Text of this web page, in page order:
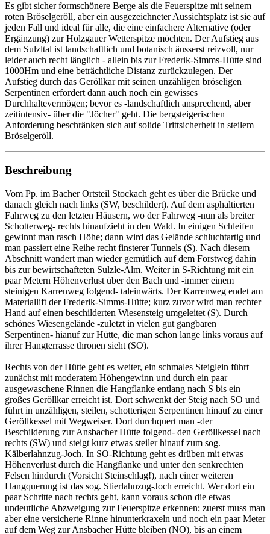
Es gibt sicher formschönere Berge als die Feuerspitze mit seinem
roten Bröselgeröll, aber ein ausgezeichneter Aussichtsplatz ist sie auf
jeden Fall und ideal für alle, die eine einfachere Alternative (oder
Ergänzung) zur Holzgauer Wetterspitze möchten. Der Aufstieg aus
dem Sulzltal ist landschaftlich und botanisch äusserst reizvoll, nur
leider auch recht länglich - allein bis zur Frederik-Simms-Hütte sind
1000Hm und eine beträchtliche Distanz zurückzulegen. Der
Aufstieg durch das Geröllkar mit seinen unzähligen bröseligen
Serpentinen erfordert dann auch noch ein gewisses
Durchhaltevermögen; bevor es -landschaftlich ansprechend, aber
zeitintensiv- über die "Jöcher" geht. Die bergsteigerischen
Anforderung beschränken sich auf solide Trittsicherheit in steilem
Bröselgeröll.
Beschreibung
Vom Pp. im Bacher Ortsteil Stockach geht es über die Brücke und
danach gleich nach links (SW, beschildert). Auf dem asphaltierten
Fahrweg zu den letzten Häusern, wo der Fahrweg -nun als breiter
Schotterweg- rechts hinaufzieht in den Wald. In einigen Schleifen
gewinnt man rasch Höhe; dann wird das Gelände schluchtartig und
man passiert eine Reihe recht finsterer Tunnels (S). Nach diesem
Abschnitt wandert man wieder gemütlich auf dem Forstweg dahin
bis zur bewirtschafteten Sulzle-Alm. Weiter in S-Richtung mit ein
paar Metern Höhenverlust über den Bach und -immer einem
steinigen Karrenweg folgend- taleinwärts. Der Karrenweg endet am
Materiallift der Frederik-Simms-Hütte; kurz zuvor wird man rechter
Hand auf einen beschilderten Wiesensteig umgeleitet (S). Durch
schönes Wiesengelände -zuletzt in vielen gut gangbaren
Serpentinen- hianuf zur Hütte, die man schon lange links voraus auf
ihrer Hangterrasse thronen sieht (SO).
Rechts von der Hütte geht es weiter, ein schmales Steiglein führt
zunächst mit moderatem Höhengewinn und durch ein paar
ausgewaschene Rinnen die Hangflanke entlang nach S bis ein
großes Geröllkar erreicht ist. Dort schwenkt der Steig nach SO und
führt in unzähligen, steilen, schotterigen Serpentinen hinauf zu einer
Geröllkessel mit Wegweiser. Dort durchquert man -der
Beschilderung zur Ansbacher Hütte folgend- den Geröllkessel nach
rechts (SW) und steigt kurz etwas steiler hinauf zum sog.
Kälberlahnzug-Joch. In SO-Richtung geht es drüben mit etwas
Höhenverlust durch die Hangflanke und unter den senkrechten
Felsen hindurch (Vorsicht Steinschlag!), nach einer weiteren
Hangquerung ist das sog. Stierlahnzug-Joch erreicht. Wer dort ein
paar Schritte nach rechts geht, kann voraus schon die etwas
undeutliche Abzweigung zur Feuerspitze erkennen; zuerst muss man
aber eine versicherte Rinne hinunterkraxeln und noch ein paar Meter
auf dem Weg zur Ansbacher Hütte bleiben (NO), bis an einem